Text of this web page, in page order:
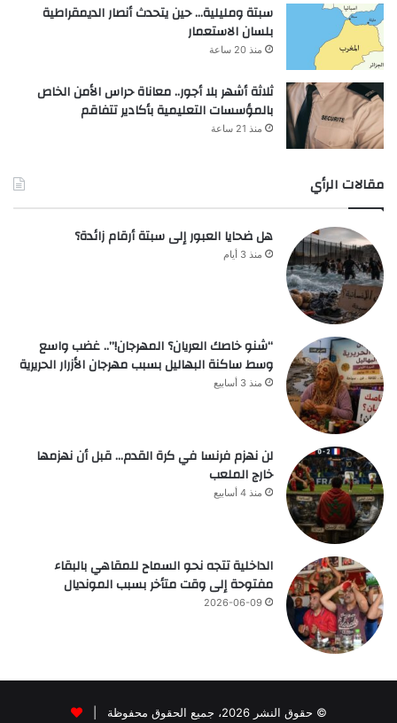
سبتة ومليلية… حين يتحدث أنصار الديمقراطية
بلسان الاستعمار
منذ 20 ساعة
ثلاثة أشهر بلا أجور.. معاناة حراس الأمن الخاص
بالمؤسسات التعليمية بأكادير تتفاقم
منذ 21 ساعة
مقالات الرأي
هل ضحايا العبور إلى سبتة أرقام زائدة؟
منذ 3 أيام
“شنو خاصك العريان؟ المهرجان!”.. غضب واسع
وسط ساكنة البهاليل بسبب مهرجان الأزرار الحريرية
منذ 3 أسابيع
لن نهزم فرنسا في كرة القدم… قبل أن نهزمها
خارج الملعب
منذ 4 أسابيع
الداخلية تتجه نحو السماح للمقاهي بالبقاء
مفتوحة إلى وقت متأخر بسبب المونديال
2026-06-09
© حقوق النشر 2026، جميع الحقوق محفوظة |